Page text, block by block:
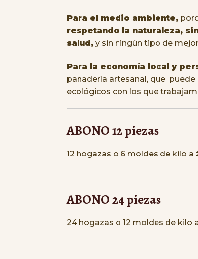
Para el medio ambiente,
respetando la naturaleza,
salud,y sin ningún tipo de
Para la economía local y
panadería artesanal, que
ecológicos con los que
ABONO 12 piezas
12 hogazas o 6 moldes de kilo a
ABONO 24 piezas
24 hogazas o 12 moldes de kilo a